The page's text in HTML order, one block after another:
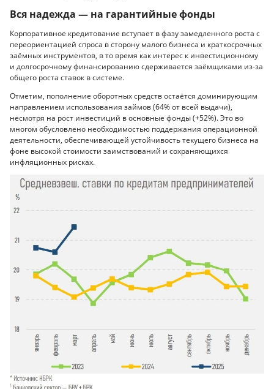
Вся надежда — на гарантийные фонды
Корпоративное кредитование вступает в фазу замедленного роста с
переориентацией спроса в сторону малого бизнеса и краткосрочных
заёмных инструментов, в то время как интерес к инвестиционному
и долгосрочному финансированию сдерживается заёмщиками из-за
общего роста ставок в системе.
Отметим, пополнение оборотных средств остаётся доминирующим
направлением использования займов (64% от всей выдачи),
несмотря на рост инвестиций в основные фонды (+52%). Это во
многом обусловлено необходимостью поддержания операционной
деятельности, обеспечивающей устойчивость текущего бизнеса на
фоне высокой стоимости заимствований и сохраняющихся
инфляционных рисках.